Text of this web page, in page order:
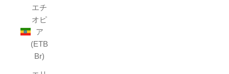
エチ
オピ
ア
(ETB
Br)